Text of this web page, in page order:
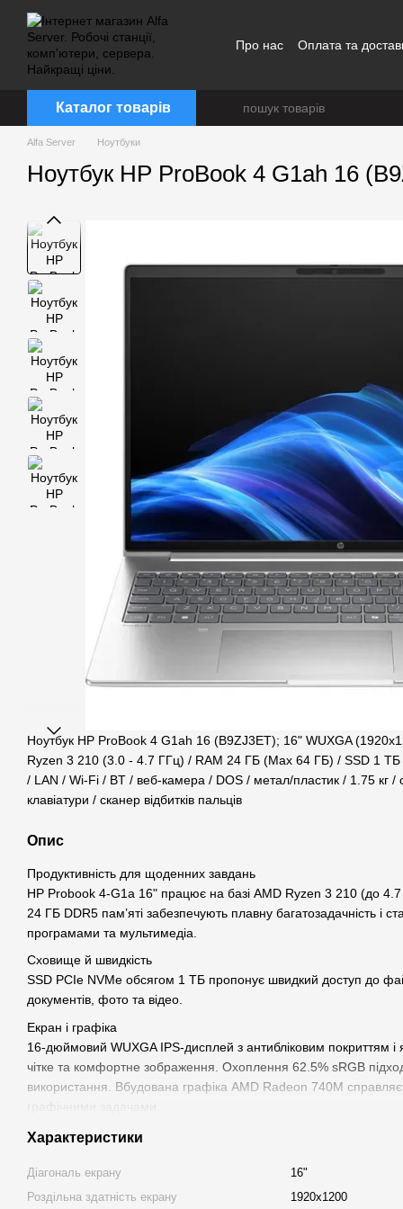
Перейти до основного контенту
Про нас Оплата та
Каталог товарів
Alfa Server Ноутбуки
Ноутбук HP ProBook 4 G1ah 16
Ноутбук HP ProBook 4 G1ah 16 (B9ZJ3ET); 16" WUXGA
Ryzen 3 210 (3.0 - 4.7 ГГц) / RAM 24 ГБ (Max 64 ГБ) / SSD 1
/ LAN / Wi-Fi / BT / веб-камера / DOS / метал/пластик / 1.75 кг /
клавіатури / сканер відбитків пальців
Опис
Продуктивність для щоденних завдань
HP Probook 4-G1a 16" працює на базі AMD Ryzen 3 210 (до
24 ГБ DDR5 пам’яті забезпечують плавну багатозадачність і
програмами та мультимедіа.
Сховище й швидкість
SSD PCIe NVMe обсягом 1 ТБ пропонує швидкий доступ до
документів, фото та відео.
Екран і графіка
16-дюймовий WUXGA IPS-дисплей з антибліковим покриттям і
чітке та комфортне зображення. Охоплення 62.5% sRGB
використання. Вбудована графіка AMD Radeon 740M
графічними задачами.
Захист і практичність
Водовідштовхувальна клавіатура з підсвіткою додає зручності
Мобільність і підключення
Характеристики
Діагональ екрану
16"
Роздільна здатність екрану
1920x1200